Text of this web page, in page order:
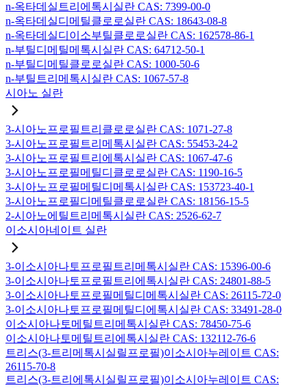
n-옥타데실트리에톡시실란 CAS: 7399-00-0
n-옥타데실디메틸클로로실란 CAS: 18643-08-8
n-옥타데실디이소부틸클로로실란 CAS: 162578-86-1
n-부틸디메틸메톡시실란 CAS: 64712-50-1
n-부틸디메틸클로로실란 CAS: 1000-50-6
n-부틸트리메톡시실란 CAS: 1067-57-8
시아노 실란
3-시아노프로필트리클로로실란 CAS: 1071-27-8
3-시아노프로필트리메톡시실란 CAS: 55453-24-2
3-시아노프로필트리에톡시실란 CAS: 1067-47-6
3-시아노프로필메틸디클로로실란 CAS: 1190-16-5
3-시아노프로필메틸디메톡시실란 CAS: 153723-40-1
3-시아노프로필디메틸클로로실란 CAS: 18156-15-5
2-시아노에틸트리메톡시실란 CAS: 2526-62-7
이소시아네이트 실란
3-이소시아나토프로필트리메톡시실란 CAS: 15396-00-6
3-이소시아나토프로필트리에톡시실란 CAS: 24801-88-5
3-이소시아나토프로필메틸디메톡시실란 CAS: 26115-72-0
3-이소시아나토프로필메틸디에톡시실란 CAS: 33491-28-0
이소시아나토메틸트리메톡시실란 CAS: 78450-75-6
이소시아나토메틸트리에톡시실란 CAS: 132112-76-6
트리스(3-트리메톡시실릴프로필)이소시아누레이트 CAS:
26115-70-8
트리스(3-트리에톡시실릴프로필)이소시아누레이트 CAS: